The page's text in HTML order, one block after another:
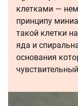
клетками —
принципу
такой клетки
яда и
основания